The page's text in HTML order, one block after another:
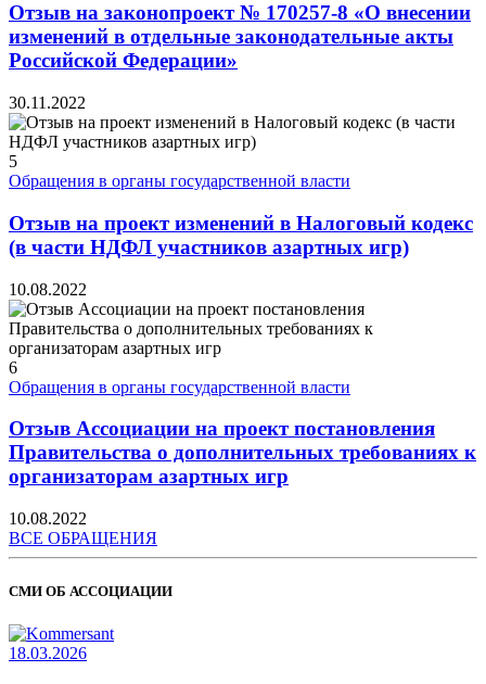
Отзыв на законопроект № 170257-8 «О внесении
изменений в отдельные законодательные акты
Российской Федерации»
30.11.2022
5
Обращения в органы государственной власти
Отзыв на проект изменений в Налоговый кодекс
(в части НДФЛ участников азартных игр)
10.08.2022
6
Обращения в органы государственной власти
Отзыв Ассоциации на проект постановления
Правительства о дополнительных требованиях к
организаторам азартных игр
10.08.2022
ВСЕ ОБРАЩЕНИЯ
СМИ ОБ АССОЦИАЦИИ
18.03.2026